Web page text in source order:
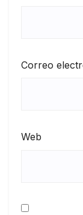
Correo
Web